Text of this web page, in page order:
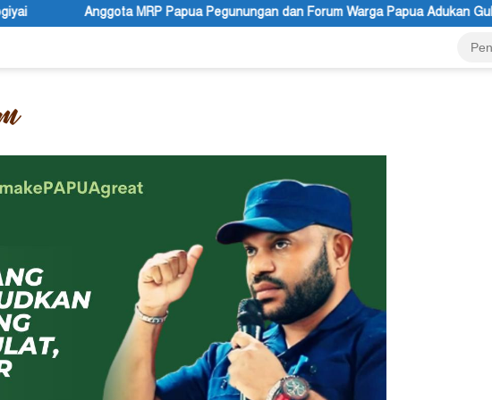
Pegunungan dan Forum Warga Papua Adukan Gubernur John Tabo ke KPK